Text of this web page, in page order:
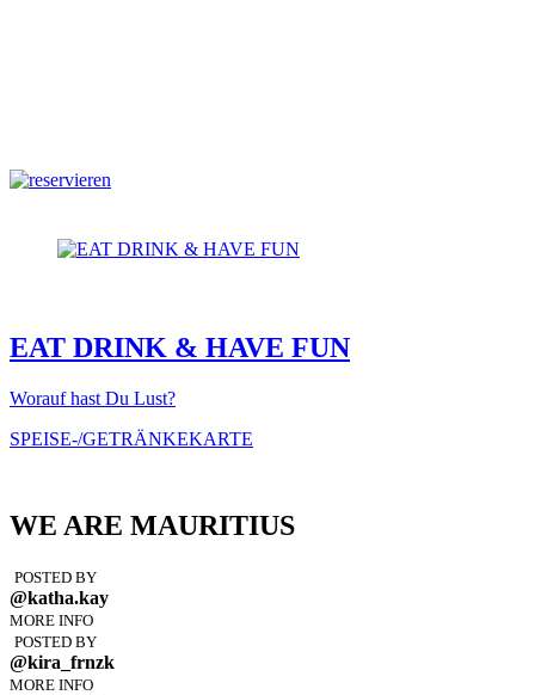
EAT DRINK & HAVE FUN
Worauf hast Du Lust?
SPEISE-/GETRÄNKEKARTE
WE ARE MAURITIUS
POSTED BY
@katha.kay
MORE INFO
POSTED BY
@kira_frnzk
MORE INFO